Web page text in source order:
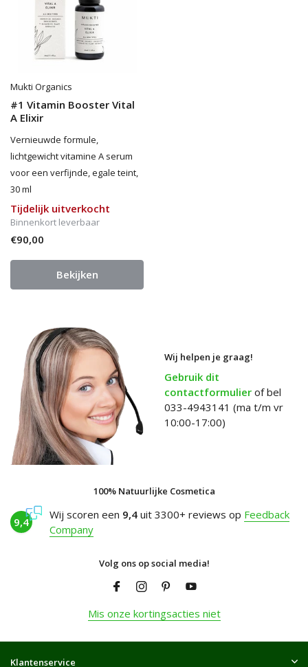
Mukti Organics
#1 Vitamin Booster Vital
A Elixir
Vernieuwde formule,
lichtgewicht vitamine A serum
voor een verfijnde, egale teint,
30 ml
Tijdelijk uitverkocht
Binnenkort leverbaar
€90,00
Bekijken
Wij helpen je graag!
Gebruik dit
contactformulier of bel
033-4943141 (ma t/m vr
10:00-17:00)
100% Natuurlijke Cosmetica
9,4
Wij scoren een 9,4 uit 3300+ reviews op Feedback
Company
Volg ons op social media!
Mis onze kortingsacties niet
Klantenservice